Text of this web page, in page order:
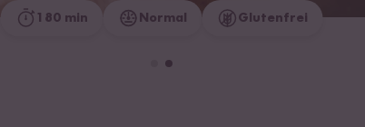
180 min Normal Glutenfrei